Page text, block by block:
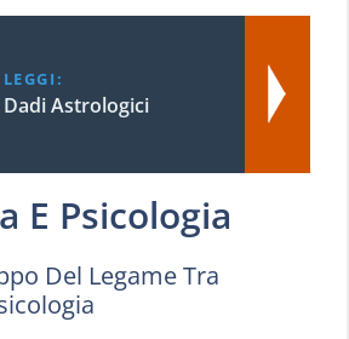
LEGGI:
Dadi Astrologici
E Psicologia
Del Legame Tra